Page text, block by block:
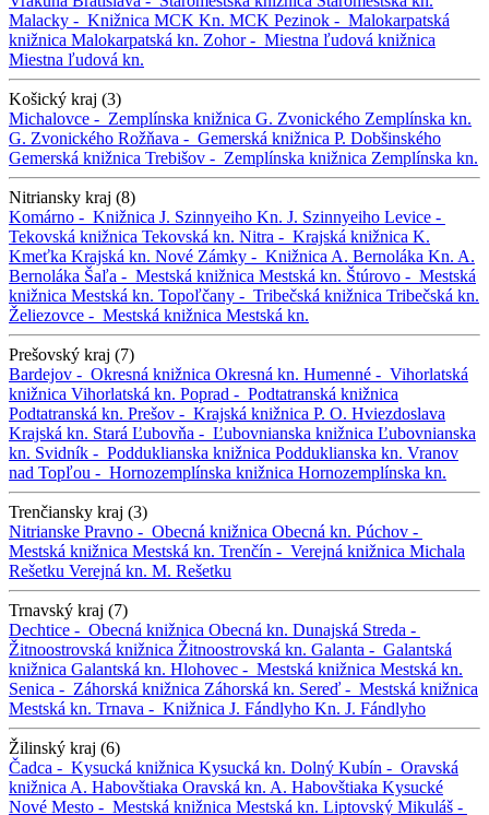
Malacky - Knižnica MCK Kn. MCK Pezinok - Malokarpatská
knižnica Malokarpatská kn. Zohor - Miestna ľudová knižnica
Miestna ľudová kn.
Košický kraj (3)
Michalovce - Zemplínska knižnica G. Zvonického Zemplínska kn.
G. Zvonického Rožňava - Gemerská knižnica P. Dobšinského
Gemerská knižnica Trebišov - Zemplínska knižnica Zemplínska kn.
Nitriansky kraj (8)
Komárno - Knižnica J. Szinnyeiho Kn. J. Szinnyeiho Levice -
Tekovská knižnica Tekovská kn. Nitra - Krajská knižnica K.
Kmeťka Krajská kn. Nové Zámky - Knižnica A. Bernoláka Kn. A.
Bernoláka Šaľa - Mestská knižnica Mestská kn. Štúrovo - Mestská
knižnica Mestská kn. Topoľčany - Tribečská knižnica Tribečská kn.
Želiezovce - Mestská knižnica Mestská kn.
Prešovský kraj (7)
Bardejov - Okresná knižnica Okresná kn. Humenné - Vihorlatská
knižnica Vihorlatská kn. Poprad - Podtatranská knižnica
Podtatranská kn. Prešov - Krajská knižnica P. O. Hviezdoslava
Krajská kn. Stará Ľubovňa - Ľubovnianska knižnica Ľubovnianska
kn. Svidník - Podduklianska knižnica Podduklianska kn. Vranov
nad Topľou - Hornozemplínska knižnica Hornozemplínska kn.
Trenčiansky kraj (3)
Nitrianske Pravno - Obecná knižnica Obecná kn. Púchov -
Mestská knižnica Mestská kn. Trenčín - Verejná knižnica Michala
Rešetku Verejná kn. M. Rešetku
Trnavský kraj (7)
Dechtice - Obecná knižnica Obecná kn. Dunajská Streda -
Žitnoostrovská knižnica Žitnoostrovská kn. Galanta - Galantská
knižnica Galantská kn. Hlohovec - Mestská knižnica Mestská kn.
Senica - Záhorská knižnica Záhorská kn. Sereď - Mestská knižnica
Mestská kn. Trnava - Knižnica J. Fándlyho Kn. J. Fándlyho
Žilinský kraj (6)
Čadca - Kysucká knižnica Kysucká kn. Dolný Kubín - Oravská
knižnica A. Habovštiaka Oravská kn. A. Habovštiaka Kysucké
Nové Mesto - Mestská knižnica Mestská kn. Liptovský Mikuláš -